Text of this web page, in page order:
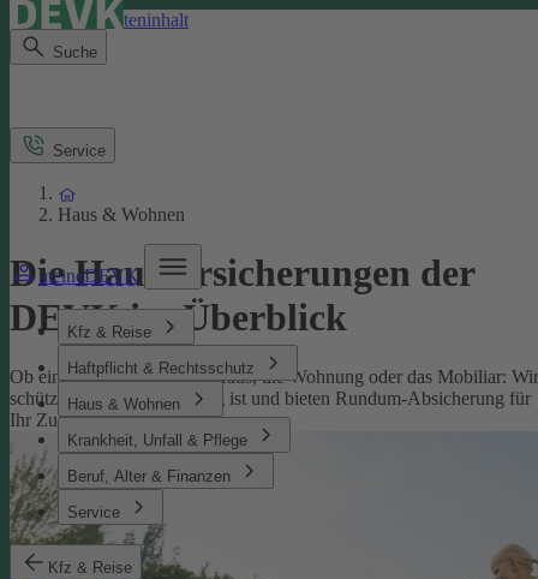
Direkt zum Seiteninhalt
Suche
meineDEVK
Kfz & Reise
Haftpflicht & Rechtsschutz
Haus & Wohnen
Krankheit, Unfall & Pflege
Beruf, Alter & Finanzen
Service
Kfz & Reise
Service
Haus & Wohnen
Die Hausversicherungen der
DEVK im Überblick
Ob eine Versicherung fürs Haus, die Wohnung oder das Mobiliar: Wir
schützen, was Ihnen wichtig ist und bieten Rundum-Absicherung für
Ihr Zuhause.